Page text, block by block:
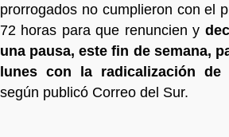
prorrogados no cumplieron con el
72 horas para que renuncien y
una pausa, este fin de semana,
lunes con la radicalización de
según publicó Correo del Sur.